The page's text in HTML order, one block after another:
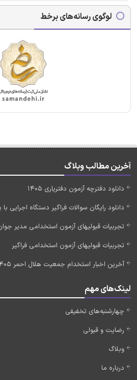
لوگوی رسانه‌های برخط
آخرین مطالب وبلاگ
دانلود دفترچه آزمون دفتریاری 1405
دانلود رایگان سوالات فراگیر دستگاه اجرایی با
تجربیات قبولیهای آزمون استخدامی مدیر
تجربیات قبولیهای آزمون استخدامی فراگیر
آخرین اخبار استخدام جمعیت هلال احمر 1405 (به زودی)
لینک‌های مهم
چهارشنبه‌های تخفیفی
رضایت و قبولی
وبلاگ
درباره ما